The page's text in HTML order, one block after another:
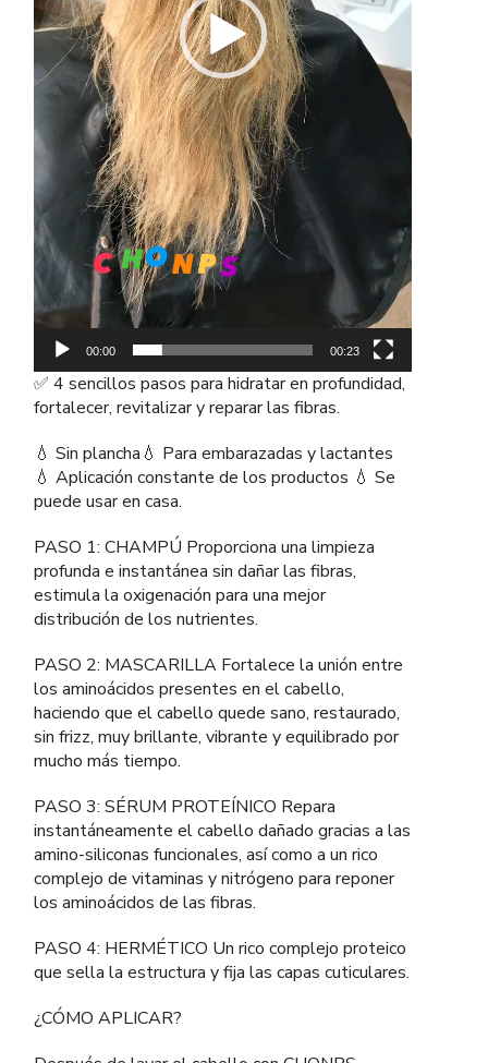
00:00 00:23
✅ 4 sencillos pasos para hidratar en profundidad,
fortalecer, revitalizar y reparar las fibras.
💧 Sin plancha💧 Para embarazadas y lactantes
💧 Aplicación constante de los productos 💧 Se
puede usar en casa.
PASO 1: CHAMPÚ Proporciona una limpieza
profunda e instantánea sin dañar las fibras,
estimula la oxigenación para una mejor
distribución de los nutrientes.
PASO 2: MASCARILLA Fortalece la unión entre
los aminoácidos presentes en el cabello,
haciendo que el cabello quede sano, restaurado,
sin frizz, muy brillante, vibrante y equilibrado por
mucho más tiempo.
PASO 3: SÉRUM PROTEÍNICO Repara
instantáneamente el cabello dañado gracias a las
amino-siliconas funcionales, así como a un rico
complejo de vitaminas y nitrógeno para reponer
los aminoácidos de las fibras.
PASO 4: HERMÉTICO Un rico complejo proteico
que sella la estructura y fija las capas cuticulares.
¿CÓMO APLICAR?